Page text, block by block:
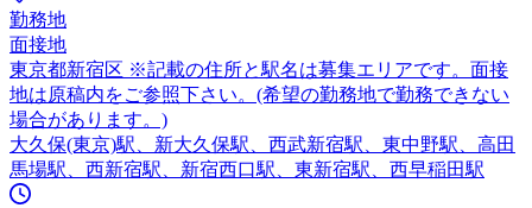
勤務地
面接地
東京都新宿区 ※記載の住所と駅名は募集エリアです。面接
地は原稿内をご参照下さい。(希望の勤務地で勤務できない
場合があります。)
大久保(東京)駅、新大久保駅、西武新宿駅、東中野駅、高田
馬場駅、西新宿駅、新宿西口駅、東新宿駅、西早稲田駅